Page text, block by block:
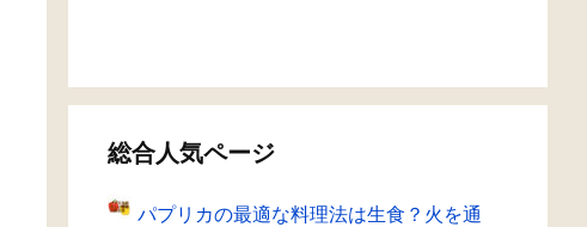
総合人気ページ
パプリカの最適な料理法は生食？火を通